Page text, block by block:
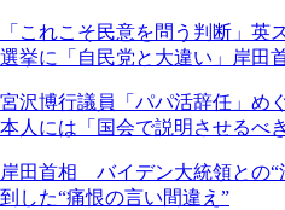
「これこそ民意を問う判断」
選挙に「自民党と大違い」岸田
宮沢博行議員「パパ活辞任」め
本人には「国会で説明させるべ
岸田首相 バイデン大統領との“
到した“痛恨の言い間違え”